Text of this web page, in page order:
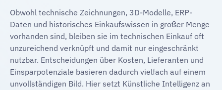
Obwohl technische Zeichnungen, 3D-Modelle, ERP-
Daten und historisches Einkaufswissen in großer Menge
vorhanden sind, bleiben sie im technischen Einkauf oft
unzureichend verknüpft und damit nur eingeschränkt
nutzbar. Entscheidungen über Kosten, Lieferanten und
Einsparpotenziale basieren dadurch vielfach auf einem
unvollständigen Bild. Hier setzt Künstliche Intelligenz an